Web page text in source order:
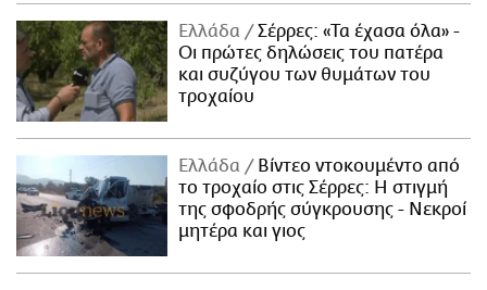
Ελλάδα
Σέρρες: «Τα έχασα όλα» -
Οι πρώτες δηλώσεις του πατέρα
και συζύγου των θυμάτων του
τροχαίου
Ελλάδα
Βίντεο ντοκουμέντο από
το τροχαίο στις Σέρρες: Η στιγμή
της σφοδρής σύγκρουσης - Νεκροί
μητέρα και γιος